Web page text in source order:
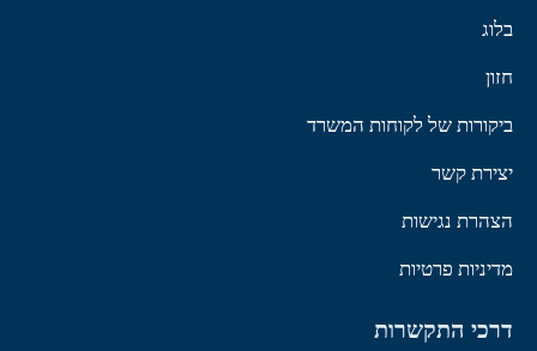
בלוג
חזון
ביקורות של לקוחות המשרד
יצירת קשר
הצהרת נגישות
מדיניות פרטיות
דרכי התקשרות